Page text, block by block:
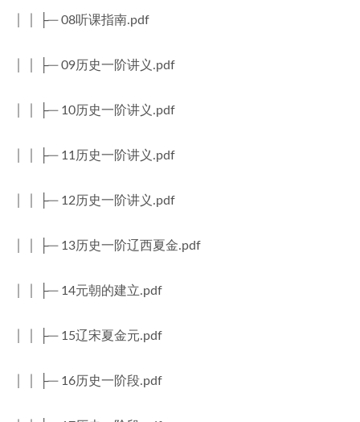
│ │ ├─ 08听课指南.pdf
│ │ ├─ 09历史一阶讲义.pdf
│ │ ├─ 10历史一阶讲义.pdf
│ │ ├─ 11历史一阶讲义.pdf
│ │ ├─ 12历史一阶讲义.pdf
│ │ ├─ 13历史一阶辽西夏金.pdf
│ │ ├─ 14元朝的建立.pdf
│ │ ├─ 15辽宋夏金元.pdf
│ │ ├─ 16历史一阶段.pdf